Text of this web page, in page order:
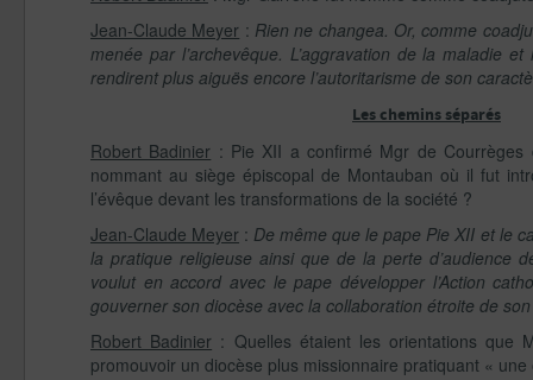
Jean-Claude Meyer : Rien ne changea. Or, comme
menée par l’archevêque. L’aggravation de la maladie
rendirent plus aiguës encore l’autoritarisme de son
Les chemins séparés
Robert Badinier : Pie XII a confirmé Mgr de Courrèges
nommant au siège épiscopal de Montauban où il fut
l’évêque devant les transformations de la société ?
Jean-Claude Meyer : De même que le pape Pie XII et le
la pratique religieuse ainsi que de la perte d’audience
voulut en accord avec le pape développer l’Action
gouverner son diocèse avec la collaboration étroite de
Robert Badinier : Quelles étaient les orientations que
promouvoir un diocèse plus missionnaire pratiquant «